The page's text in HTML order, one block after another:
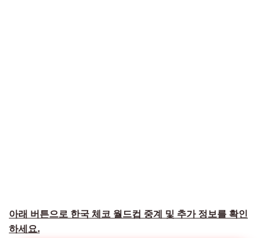
아래 버튼으로 한국 체코 월드컵 중계 및 추가 정보를 확인
하세요.